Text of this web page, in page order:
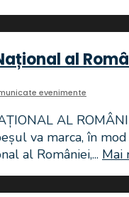
al
evenimente
AL
va marca, în
al României,... Mai